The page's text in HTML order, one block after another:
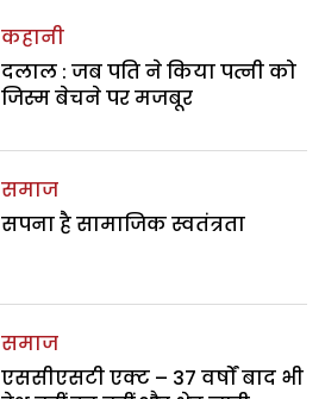
कहानी
दलाल : जब पति ने किया पत्नी को
जिस्म बेचने पर मजबूर
समाज
सपना है सामाजिक स्वतंत्रता
समाज
एससीएसटी एक्ट – 37 वर्षों बाद भी